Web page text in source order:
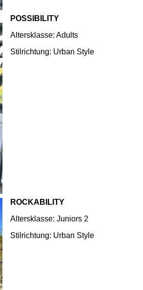
POSSIBILITY
Altersklasse: Adults
Stilrichtung: Urban Style
ROCKABILITY
Altersklasse: Juniors 2
Stilrichtung: Urban Style